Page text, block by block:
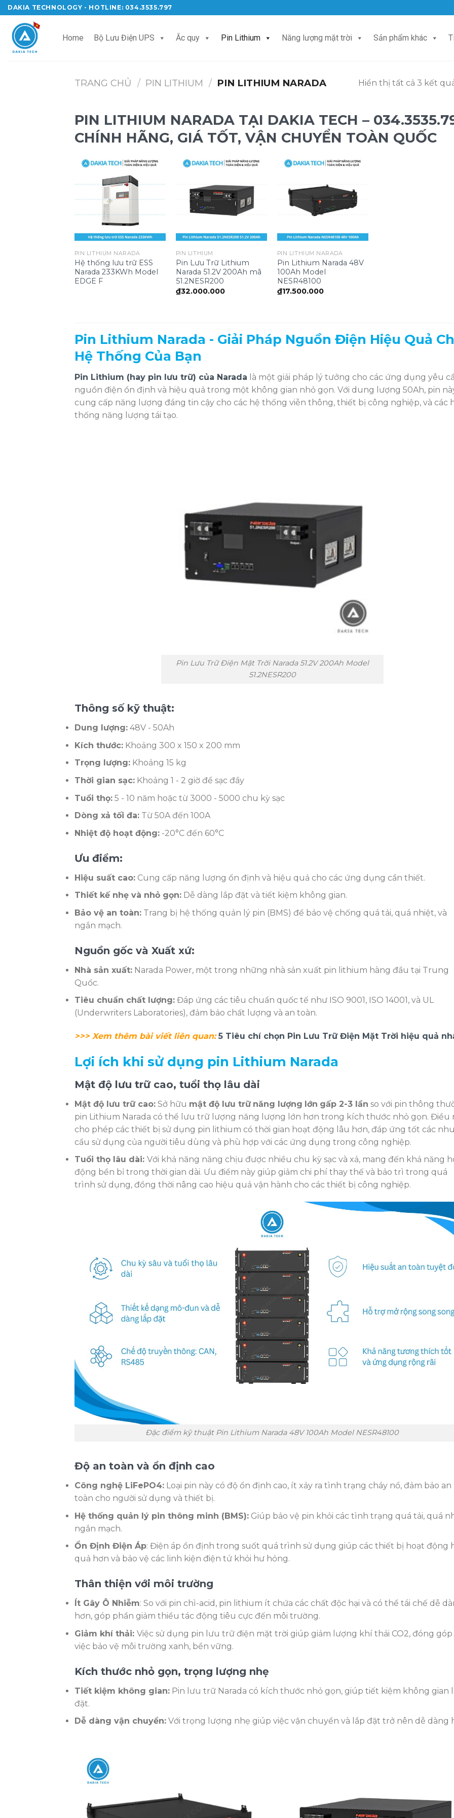
Skip
to
content
DAKIA TECHNOLOGY - HOTLINE: 034.3535.797
Home Bộ Lưu Điện UPS Ắc quy Pin Lithium Năng lượng mặt trời Sản phẩm khác
TRANG CHỦ / PIN LITHIUM / PIN LITHIUM NARADA Hiển thị tất cả 3 kết
PIN LITHIUM NARADA TẠI DAKIA TECH –
CHÍNH HÃNG, GIÁ TỐT, VẬN CHUYỂN TOÀN QUỐC
PIN LITHIUM NARADA
Hệ thống lưu trữ ESS
Narada 233KWh Model
EDGE F
PIN LITHIUM
Pin Lưu Trữ Lithium
Narada 51.2V 200Ah mã
51.2NESR200
₫32.000.000
PIN LITHIUM NARADA
Pin Lithium Narada 48V
100Ah Model
NESR48100
₫17.500.000
Pin Lithium Narada - Giải Pháp Nguồn Điện Hiệu Quả
Hệ Thống Của Bạn
Pin Lithium (hay pin lưu trữ) của Narada là một giải pháp lý tưởng cho các ứng dụng yêu
nguồn điện ổn định và hiệu quả trong một không gian nhỏ gọn. Với dung lượng 50Ah, pin
cung cấp năng lượng đáng tin cậy cho các hệ thống viễn thông, thiết bị công nghiệp, và các
thống năng lượng tái tạo.
Pin Lưu Trữ Điện Mặt Trời Narada 51.2V 200Ah Model
51.2NESR200
Thông số kỹ thuật:
Dung lượng: 48V - 50Ah
Kích thước: Khoảng 300 x 150 x 200 mm
Trọng lượng: Khoảng 15 kg
Thời gian sạc: Khoảng 1 - 2 giờ để sạc đầy
Tuổi thọ: 5 - 10 năm hoặc từ 3000 - 5000 chu kỳ sạc
Dòng xả tối đa: Từ 50A đến 100A
Nhiệt độ hoạt động: -20°C đến 60°C
Ưu điểm:
Hiệu suất cao: Cung cấp năng lượng ổn định và hiệu quả cho các ứng dụng cần thiết.
Thiết kế nhẹ và nhỏ gọn: Dễ dàng lắp đặt và tiết kiệm không gian.
Bảo vệ an toàn: Trang bị hệ thống quản lý pin (BMS) để bảo vệ chống quá tải, quá nhiệt, và
ngắn mạch.
Nguồn gốc và Xuất xứ:
Nhà sản xuất: Narada Power, một trong những nhà sản xuất pin lithium hàng đầu tại Trung
Quốc.
Tiêu chuẩn chất lượng: Đáp ứng các tiêu chuẩn quốc tế như ISO 9001, ISO 14001, và UL
(Underwriters Laboratories), đảm bảo chất lượng và an toàn.
>>> Xem thêm bài viết liên quan:5 Tiêu chí chọn Pin Lưu Trữ Điện Mặt Trời hiệu quả
Lợi ích khi sử dụng pin Lithium Narada
Mật độ lưu trữ cao, tuổi thọ lâu dài
Mật độ lưu trữ cao: Sở hữu mật độ lưu trữ năng lượng lớn gấp 2-3 lần so với pin thông
pin Lithium Narada có thể lưu trữ lượng năng lượng lớn hơn trong kích thước nhỏ gọn. Điều
cho phép các thiết bị sử dụng pin lithium có thời gian hoạt động lâu hơn, đáp ứng tốt các
cầu sử dụng của người tiêu dùng và phù hợp với các ứng dụng trong công nghiệp.
Tuổi thọ lâu dài: Với khả năng năng chịu được nhiều chu kỳ sạc và xả, mang đến khả năng
động bền bỉ trong thời gian dài. Ưu điểm này giúp giảm chi phí thay thế và bảo trì trong quá
trình sử dụng, đồng thời nâng cao hiệu quả vận hành cho các thiết bị công nghiệp.
Đặc điểm kỹ thuật Pin Lithium Narada 48V 100Ah Model NESR48100
Độ an toàn và ổn định cao
Công nghệ LiFePO4: Loại pin này có độ ổn định cao, ít xảy ra tình trạng cháy nổ, đảm bảo an
toàn cho người sử dụng và thiết bị.
Hệ thống quản lý pin thông minh (BMS): Giúp bảo vệ pin khỏi các tình trạng quá tải, quá
ngắn mạch.
Ổn Định Điện Áp: Điện áp ổn định trong suốt quá trình sử dụng giúp các thiết bị hoạt động
quả hơn và bảo vệ các linh kiện điện tử khỏi hư hỏng.
Thân thiện với môi trường
Ít Gây Ô Nhiễm: So với pin chì-acid, pin lithium ít chứa các chất độc hại và có thể tái chế dễ
hơn, góp phần giảm thiểu tác động tiêu cực đến môi trường.
Giảm khí thải: Việc sử dụng pin lưu trữ điện mặt trời giúp giảm lượng khí thải CO2, đóng góp
việc bảo vệ môi trường xanh, bền vững.
Kích thước nhỏ gọn, trọng lượng nhẹ
Tiết kiệm không gian: Pin lưu trữ Narada có kích thước nhỏ gọn, giúp tiết kiệm không gian
đặt.
Dễ dàng vận chuyển: Với trọng lượng nhẹ giúp việc vận chuyển và lắp đặt trở nên dễ dàng